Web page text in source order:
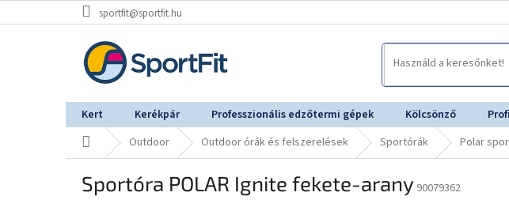
a
sportfit@sportfit.hu
Kert Kerékpár Professzionális edzőtermi gépek Kölcsönző
KezdőlapOutdoor Outdoor órák és felszerelések Sportórák Polar
Sportóra POLAR Ignite fekete-arany 90079362